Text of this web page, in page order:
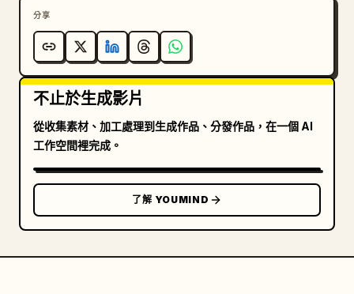
分享
不止於生成影片
從收集素材、加工處理到生成作品、分發作品，在一個 AI
工作空間裡完成。
了解 YOUMIND